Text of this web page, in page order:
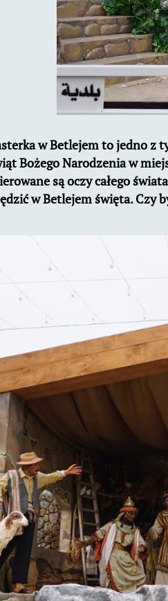
w Betlejem to jedno z
Bożego Narodzenia w
są oczy całego
w Betlejem święta. Czy